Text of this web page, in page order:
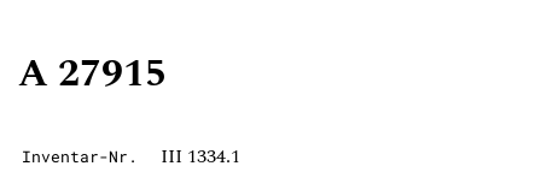
A 27915
Inventar-Nr. III 1334.1